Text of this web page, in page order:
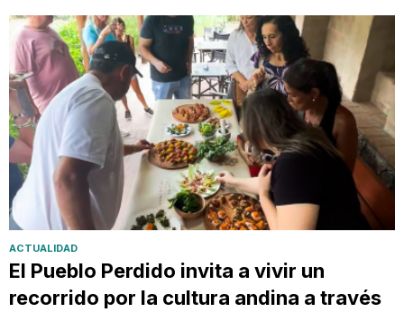
ACTUALIDAD
El Pueblo Perdido invita a vivir un
recorrido por la cultura andina a través